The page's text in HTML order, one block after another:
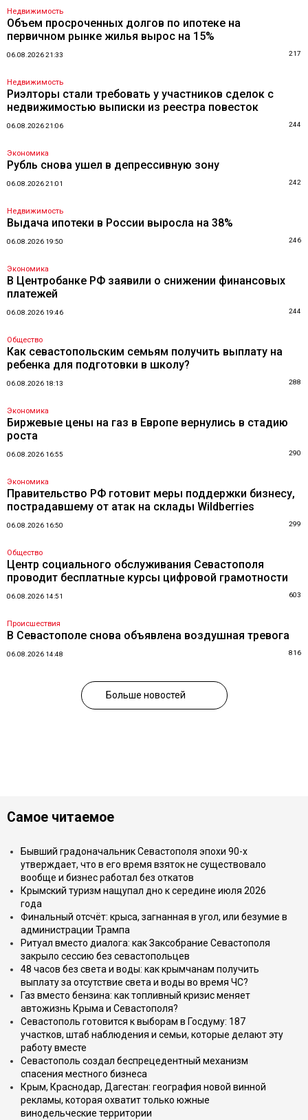
Недвижимость
Объем просроченных долгов по ипотеке на
первичном рынке жилья вырос на 15%
06.08.2026 21:33 217
Недвижимость
Риэлторы стали требовать у участников сделок с
недвижимостью выписки из реестра повесток
06.08.2026 21:06 244
Экономика
Рубль снова ушел в депрессивную зону
06.08.2026 21:01 242
Недвижимость
Выдача ипотеки в России выросла на 38%
06.08.2026 19:50 246
Экономика
В Центробанке РФ заявили о снижении финансовых
платежей
06.08.2026 19:46 244
Общество
Как севастопольским семьям получить выплату на
ребенка для подготовки в школу?
06.08.2026 18:13 288
Экономика
Биржевые цены на газ в Европе вернулись в стадию
роста
06.08.2026 16:55 290
Экономика
Правительство РФ готовит меры поддержки бизнесу,
пострадавшему от атак на склады Wildberries
06.08.2026 16:50 299
Общество
Центр социального обслуживания Севастополя
проводит бесплатные курсы цифровой грамотности
06.08.2026 14:51 603
Происшествия
В Севастополе снова объявлена воздушная тревога
06.08.2026 14:48 816
Больше новостей
Самое читаемое
Бывший градоначальник Севастополя эпохи 90-х
утверждает, что в его время взяток не существовало
вообще и бизнес работал без откатов
Крымский туризм нащупал дно к середине июля 2026
года
Финальный отсчёт: крыса, загнанная в угол, или безумие в
администрации Трампа
Ритуал вместо диалога: как Заксобрание Севастополя
закрыло сессию без севастопольцев
48 часов без света и воды: как крымчанам получить
выплату за отсутствие света и воды во время ЧС?
Газ вместо бензина: как топливный кризис меняет
автожизнь Крыма и Севастополя?
Севастополь готовится к выборам в Госдуму: 187
участков, штаб наблюдения и семьи, которые делают эту
работу вместе
Севастополь создал беспрецедентный механизм
спасения местного бизнеса
Крым, Краснодар, Дагестан: география новой винной
рекламы, которая охватит только южные
винодельческие территории